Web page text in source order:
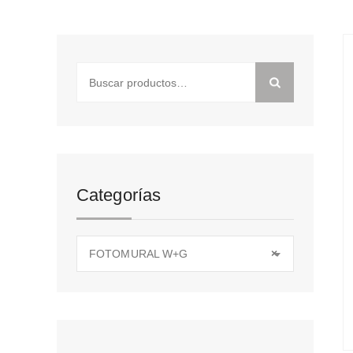
Categorías
×
FOTOMURAL W+G